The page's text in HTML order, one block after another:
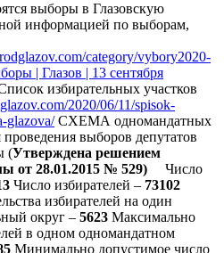
выборы в Глазовскую
информацией по выборам,
category/vybory2020-
| Глазов | 13 сентября
избирательных участков
2020/06/11/spisok-
glazova/СХЕМА одномандатных
выборов депутатов
(Утверждена решением
от 28.01.2015 № 529)
Число
Число избирателей – 73102
избирателей на один
округ – 5623 Максимально
в одном одномандатном
Минимально допустимое число